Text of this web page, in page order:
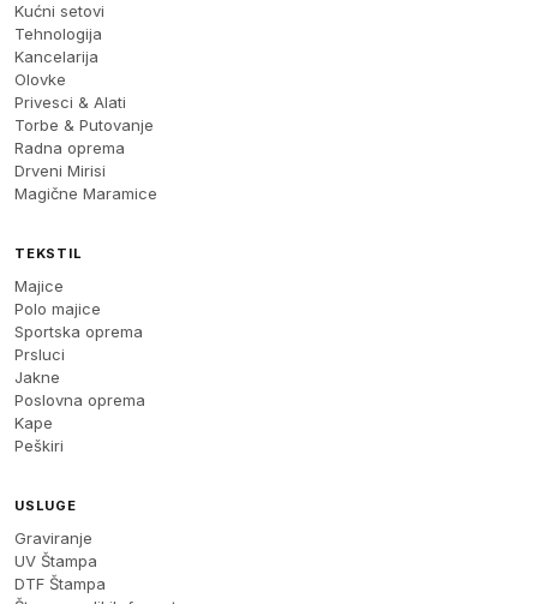
Kućni setovi
Tehnologija
Kancelarija
Olovke
Privesci & Alati
Torbe & Putovanje
Radna oprema
Drveni Mirisi
Magične Maramice
TEKSTIL
Majice
Polo majice
Sportska oprema
Prsluci
Jakne
Poslovna oprema
Kape
Peškiri
USLUGE
Graviranje
UV Štampa
DTF Štampa